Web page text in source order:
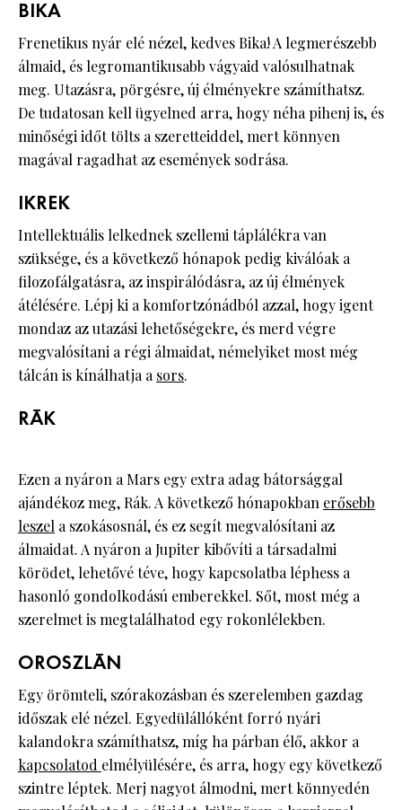
BIKA
Frenetikus nyár elé nézel, kedves Bika! A legmerészebb
álmaid, és legromantikusabb vágyaid valósulhatnak
meg. Utazásra, pörgésre, új élményekre számíthatsz.
De tudatosan kell ügyelned arra, hogy néha pihenj is, és
minőségi időt tölts a szeretteiddel, mert könnyen
magával ragadhat az események sodrása.
IKREK
Intellektuális lelkednek szellemi táplálékra van
szüksége, és a következő hónapok pedig kiválóak a
filozofálgatásra, az inspirálódásra, az új élmények
átélésére. Lépj ki a komfortzónádból azzal, hogy igent
mondaz az utazási lehetőségekre, és merd végre
megvalósítani a régi álmaidat, némelyiket most még
tálcán is kínálhatja asors.
RÁK
Ezen a nyáron a Mars egy extra adag bátorsággal
ajándékoz meg, Rák. A következő hónapokban erősebb
leszel a szokásosnál, és ez segít megvalósítani az
álmaidat. A nyáron a Jupiter kibővíti a társadalmi
körödet, lehetővé téve, hogy kapcsolatba léphess a
hasonló gondolkodású emberekkel. Sőt, most még a
szerelmet is megtalálhatod egy rokonlélekben.
OROSZLÁN
Egy örömteli, szórakozásban és szerelemben gazdag
időszak elé nézel. Egyedülállóként forró nyári
kalandokra számíthatsz, míg ha párban élő, akkor a
kapcsolatod elmélyülésére, és arra, hogy egy következő
szintre léptek. Merj nagyot álmodni, mert könnyedén